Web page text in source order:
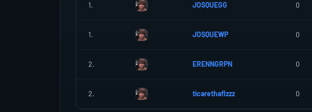
1. JOSQUEGG 0
1. JOSQUEWP 0
2. ERENNGRPN 0
2. ticarethafIzzz 0